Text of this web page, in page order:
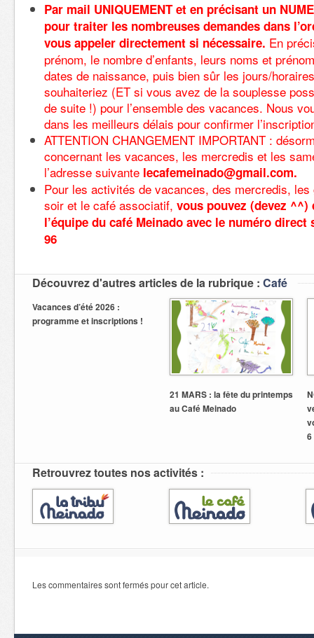
Par mail UNIQUEMENT et en précisant un
pour traiter les nombreuses demandes dans
vous appeler directement si nécessaire. En
prénom, le nombre d’enfants, leurs noms et
dates de naissance, puis bien sûr les jours/
souhaiteriez (ET si vous avez de la souplesse
de suite !) pour l’ensemble des vacances. Nous
dans les meilleurs délais pour confirmer
ATTENTION CHANGEMENT IMPORTANT :
concernant les vacances, les mercredis et les
l’adresse suivante lecafemeinado@gmail.com.
Pour les activités de vacances, des mercredis,
soir et le café associatif, vous pouvez (devez
l’équipe du café Meinado avec le numéro direct
96
Découvrez d'autres articles de la rubrique : Café
Vacances d’été 2026 :
programme et inscriptions !
21 MARS : la fête du printemps
au Café Meinado
Retrouvrez toutes nos activités :
Les commentaires sont fermés pour cet article.